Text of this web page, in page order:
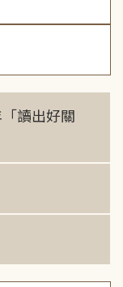
「讀出好關